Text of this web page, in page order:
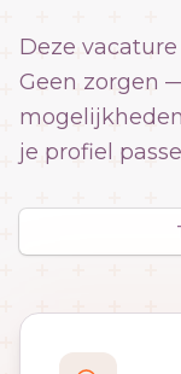
Deze
Geen zorgen
je profiel